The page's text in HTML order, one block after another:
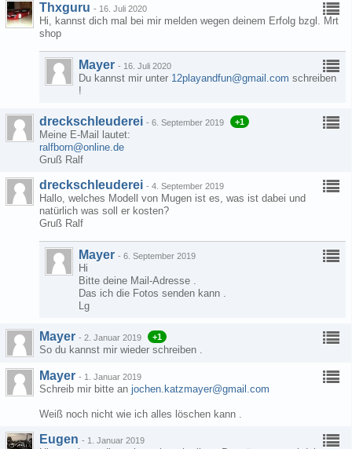
Thxguru - 16. Juli 2020
Hi, kannst dich mal bei mir melden wegen deinem Erfolg bzgl. Mrt
shop
Mayer - 16. Juli 2020
Du kannst mir unter 12playandfun@gmail.com schreiben
!
dreckschleuderei - 6. September 2019 +1
Meine E-Mail lautet:
ralfborn@online.de
Gruß Ralf
dreckschleuderei - 4. September 2019
Hallo, welches Modell von Mugen ist es, was ist dabei und
natürlich was soll er kosten?
Gruß Ralf
Mayer - 6. September 2019
Hi
Bitte deine Mail-Adresse .
Das ich die Fotos senden kann .
Lg
Mayer - 2. Januar 2019 +1
So du kannst mir wieder schreiben .
Mayer - 1. Januar 2019
Schreib mir bitte an jochen.katzmayer@gmail.com
Weiß noch nicht wie ich alles löschen kann .
Eugen - 1. Januar 2019